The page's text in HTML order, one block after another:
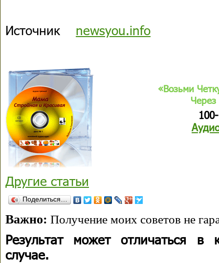
Источник newsyou.info
«Возьми
Другие статьи
Поделиться…
Важно: Получение моих советов не
Результат может отличаться в
случае.